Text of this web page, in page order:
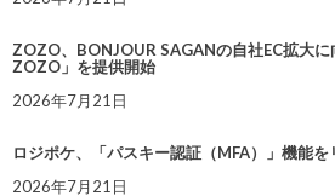
ZOZO、BONJOUR SAGANの自社EC拡大
ZOZO」を提供開始
2026年7月21日
ロジポケ、「パスキー認証（MFA）」機能を
2026年7月21日